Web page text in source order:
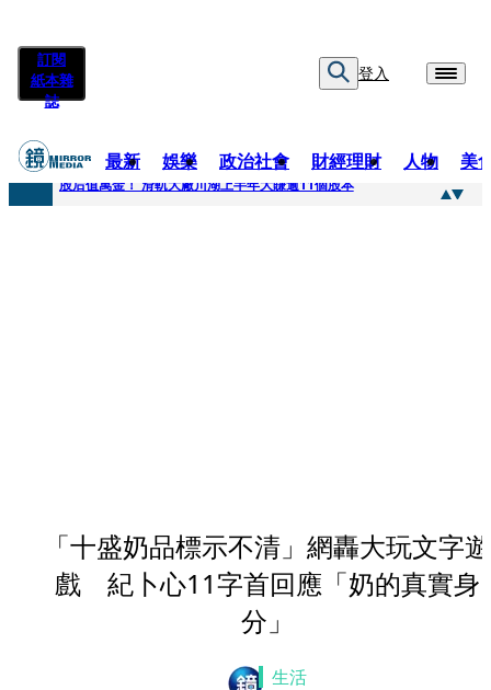
訂閱
紙本雜
誌
登入
最新 娛樂 政治社會 財經理財 人物 美
快訊
股后值萬金！ 滑軌大廠川湖上半年大賺逾11個股本
「十盛奶品標示不清」網轟大玩文字遊
戲 紀卜心11字首回應「奶的真實身
分」
生活